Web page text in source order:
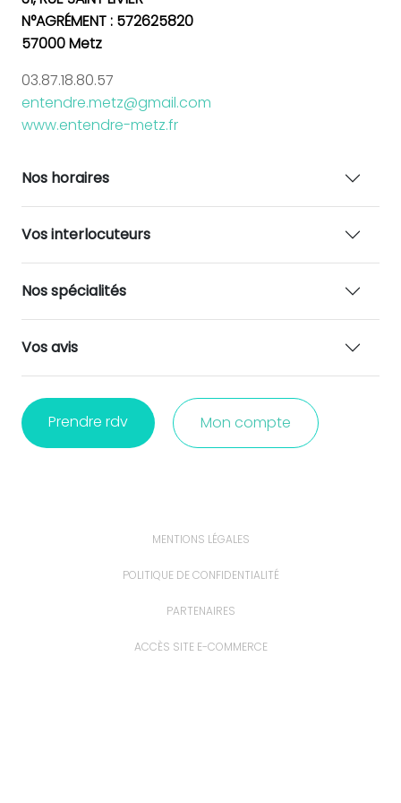
N°AGRÉMENT : 572625820
57000 Metz
03.87.18.80.57
entendre.metz@gmail.com
www.entendre-metz.fr
Nos horaires
Vos interlocuteurs
Nos spécialités
Vos avis
Prendre rdv Mon compte
MENTIONS LÉGALES
POLITIQUE DE CONFIDENTIALITÉ
PARTENAIRES
ACCÈS SITE E-COMMERCE